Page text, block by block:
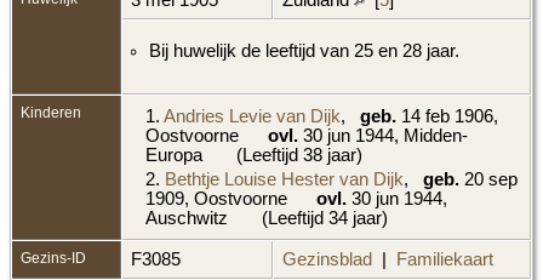
Bij huwelijk de leeftijd van 25 en 28 jaar.
Kinderen 1. Andries Levie van Dijk, geb. 14 feb 1906,
Oostvoorne
ovl. 30 jun 1944, Midden-
Europa
(Leeftijd 38 jaar)
2. Bethtje Louise Hester van Dijk, geb. 20 sep
1909, Oostvoorne
ovl. 30 jun 1944,
Auschwitz
(Leeftijd 34 jaar)
Gezins-ID F3085 Gezinsblad Familiekaart